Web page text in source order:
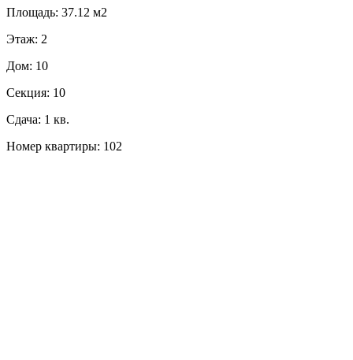
Площадь: 37.12 м2
Этаж: 2
Дом: 10
Секция: 10
Сдача: 1 кв.
Номер квартиры: 102